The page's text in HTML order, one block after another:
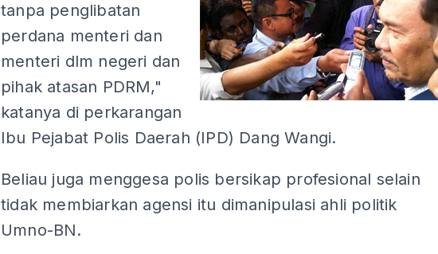
tanpa penglibatan
perdana menteri dan
menteri dlm negeri dan
pihak atasan PDRM,"
katanya di perkarangan
Ibu Pejabat Polis Daerah (IPD) Dang Wangi.
Beliau juga menggesa polis bersikap profesional selain
tidak membiarkan agensi itu dimanipulasi ahli politik
Umno-BN.